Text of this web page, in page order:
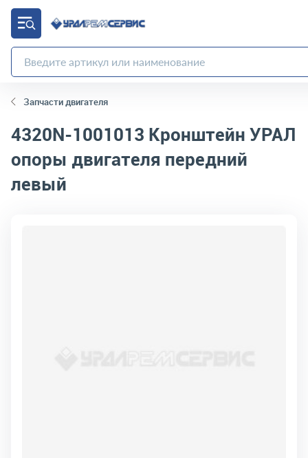
Запчасти двигателя
4320N-1001013 Кронштейн УРАЛ
опоры двигателя передний
левый